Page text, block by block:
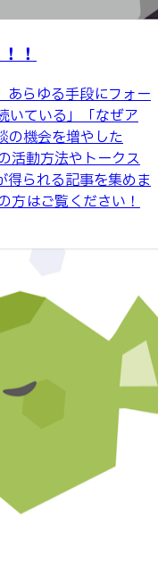
！
あらゆる手段にフォー
いている」「なぜア
の機会を増やした
活動方法やトークス
得られる記事を集めま
方はご覧ください！